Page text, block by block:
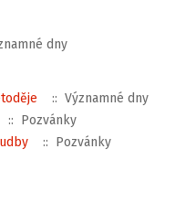
dny
:: Významné dny
:: Pozvánky
:: Pozvánky